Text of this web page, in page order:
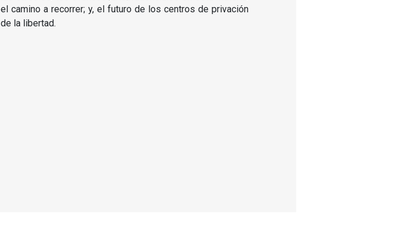
el camino a recorrer; y, el futuro de los centros de privación
de la libertad.